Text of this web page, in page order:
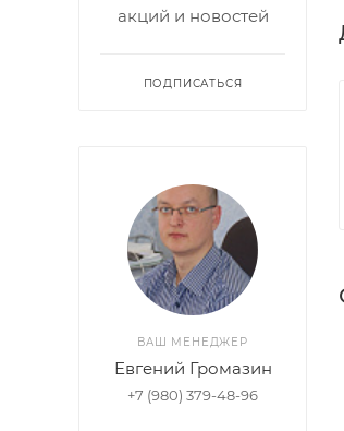
акций и новостей
ПОДПИСАТЬСЯ
ВАШ МЕНЕДЖЕР
Евгений Громазин
+7 (980) 379-48-96